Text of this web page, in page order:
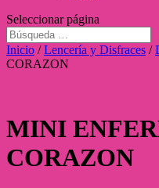
Seleccionar página
Inicio /Lencería y Disfraces /
CORAZON
MINI
CORAZON